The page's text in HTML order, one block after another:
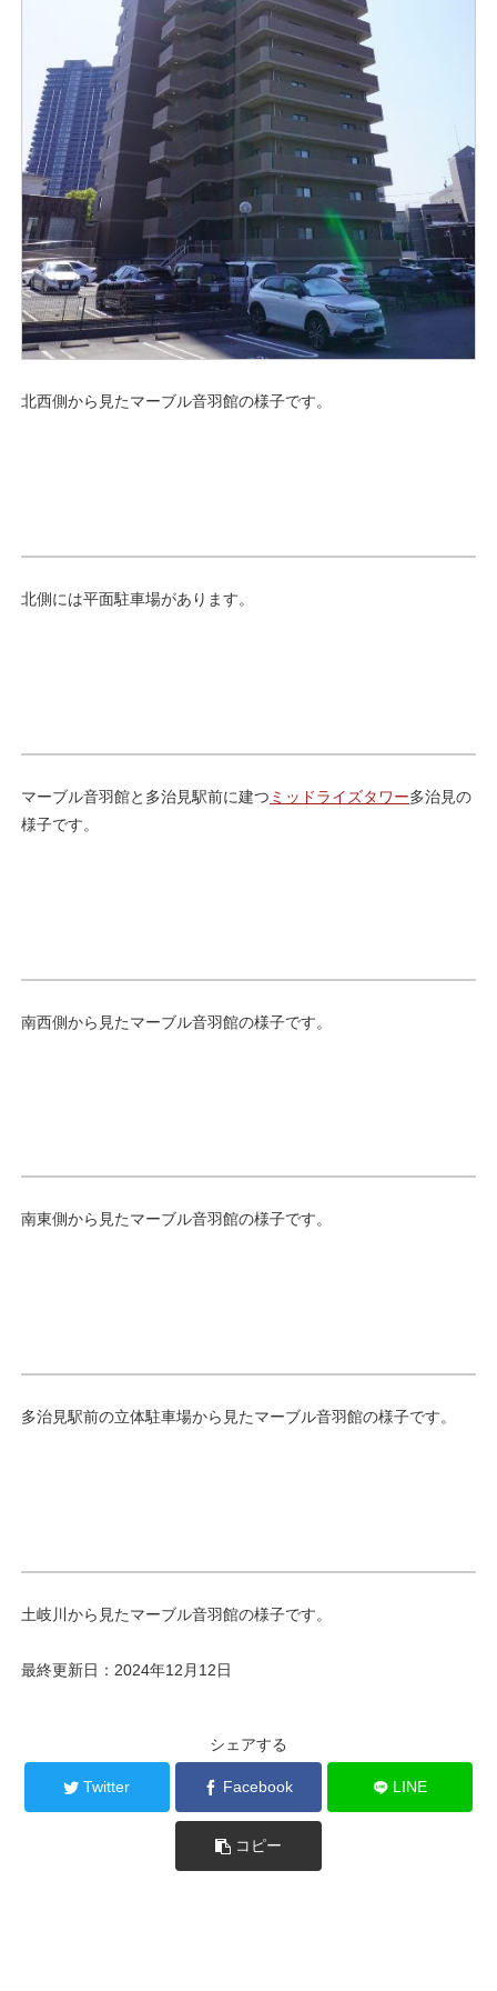
北西側から見たマーブル音羽館の様子です。
北側には平面駐車場があります。
マーブル音羽館と多治見駅前に建つ ミッドライズタワー多治見の
様子です。
南西側から見たマーブル音羽館の様子です。
南東側から見たマーブル音羽館の様子です。
多治見駅前の立体駐車場から見たマーブル音羽館の様子です。
土岐川から見たマーブル音羽館の様子です。
最終更新日：2024年12月12日
シェアする
Twitter Facebook LINE
コピー